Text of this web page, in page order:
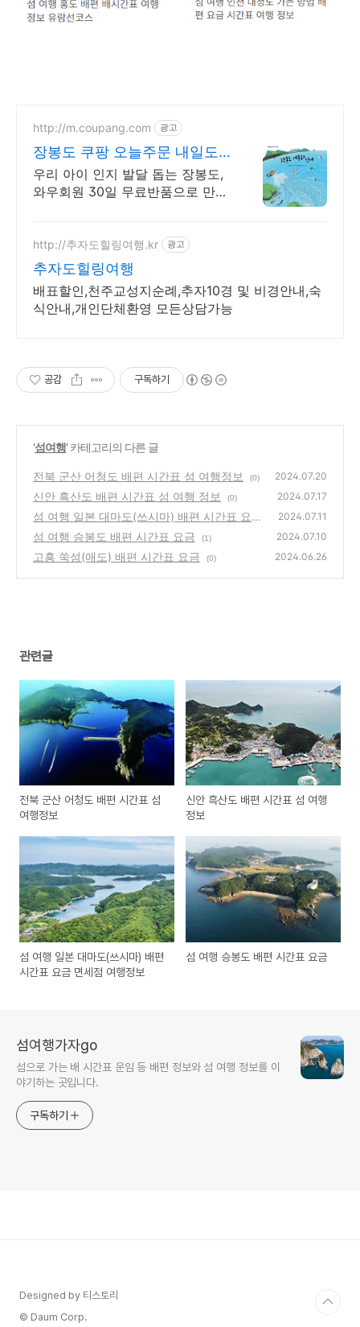
http://m.coupang.com 광고
장봉도 쿠팡 오늘주문 내일도
착 로켓배송
우리 아이 인지 발달 돕는 장봉도,
와우회원 30일 무료반품으로 만나
http://추자도힐링여행.kr 광고
추자도힐링여행
배표할인,천주교성지순례,추자10경 및 비경안내,숙
식안내,개인단체환영 모든상담가능
공감 구독하기
'섬여행' 카테고리의 다른 글
전북 군산 어청도 배편 시간표 섬 여행정보 (0) 2024.07.20
신안 흑산도 배편 시간표 섬 여행 정보 (0) 2024.07.17
섬 여행 일본 대마도(쓰시마) 배편 시간표 요금
면세점 여행정보
(0)
2024.07.11
섬 여행 승봉도 배편 시간표 요금 (1) 2024.07.10
고흥 쑥섬(애도) 배편 시간표 요금 (0) 2024.06.26
관련글
전북 군산 어청도 배편 시간표 섬
여행정보
신안 흑산도 배편 시간표 섬 여행
정보
섬 여행 일본 대마도(쓰시마) 배편
시간표 요금 면세점 여행정보
섬 여행 승봉도 배편 시간표 요금
섬여행가자go
섬으로 가는 배 시간표 운임 등 배편 정보와 섬 여행 정보를 이
야기하는 곳입니다.
구독하기
Designed by 티스토리
© Daum Corp.